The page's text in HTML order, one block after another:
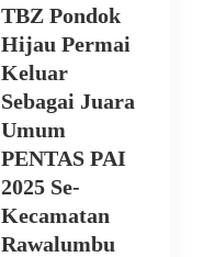
TBZ Pondok
Hijau Permai
Keluar
Sebagai Juara
Umum
PENTAS PAI
2025 Se-
Kecamatan
Rawalumbu